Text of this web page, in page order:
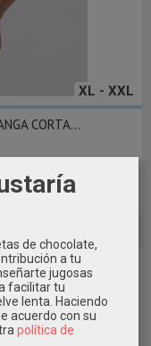
XL - XXL
CORTA...
de chocolate,
a tu
jugosas
facilitar tu
lenta. Haciendo
acuerdo con su
política de